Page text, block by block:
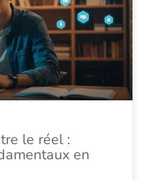
le réel :
en